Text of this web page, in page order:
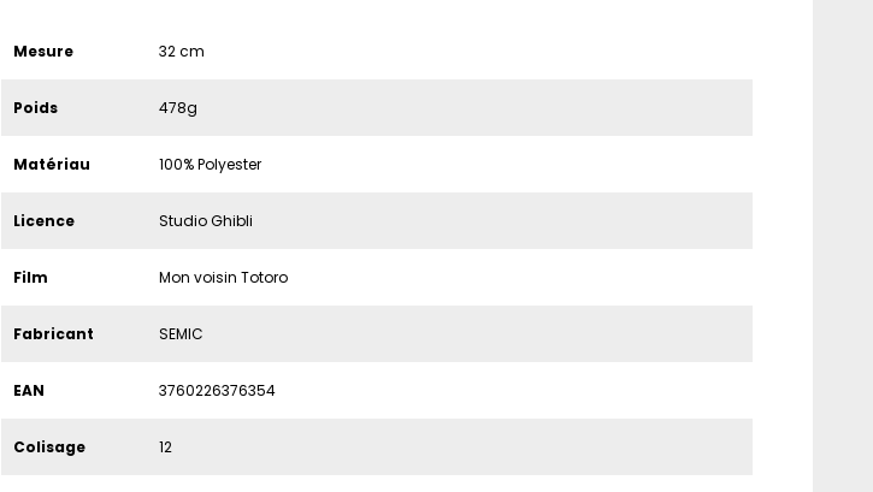
Mesure 32 cm
Poids 478g
Matériau 100% Polyester
Licence Studio Ghibli
Film Mon voisin Totoro
Fabricant SEMIC
EAN 3760226376354
Colisage 12